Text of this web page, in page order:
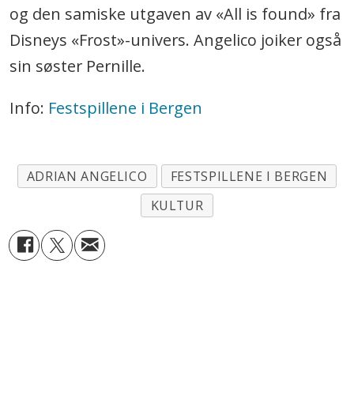
og den samiske utgaven av «All is found» fra
Disneys «Frost»-univers. Angelico joiker også
sin søster Pernille.
Info: Festspillene i Bergen
ADRIAN ANGELICO
FESTSPILLENE I BERGEN
KULTUR